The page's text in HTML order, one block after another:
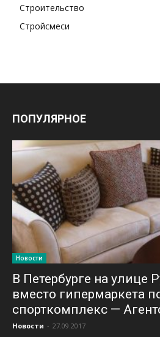
Строительство
Стройсмеси
ПОПУЛЯРНОЕ
Новости
В Петербурге на улице
вместо гипермаркета
спорткомплекс —
Новости - 27.09.2017